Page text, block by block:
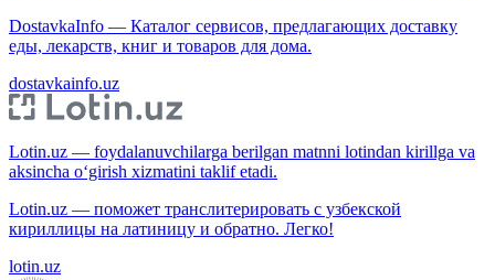
DostavkaInfo — Каталог сервисов, предлагающих доставку
еды, лекарств, книг и товаров для дома.
dostavkainfo.uz
Lotin.uz — foydalanuvchilarga berilgan matnni lotindan kirillga va
aksincha o‘girish xizmatini taklif etadi.
Lotin.uz — поможет транслитерировать с узбекской
кириллицы на латиницу и обратно. Легко!
lotin.uz